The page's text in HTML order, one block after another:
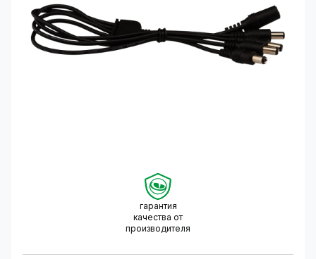
гарантия
качества от
производителя